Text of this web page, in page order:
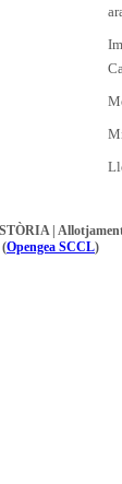
|
(Opengea SCCL)